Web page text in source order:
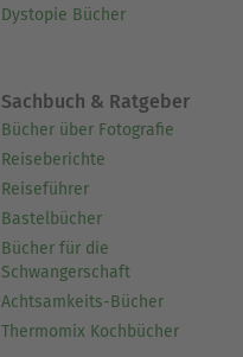
Dystopie Bücher
Sachbuch & Ratgeber
Bücher über Fotografie
Reiseberichte
Reiseführer
Bastelbücher
Bücher für die
Schwangerschaft
Achtsamkeits-Bücher
Thermomix Kochbücher